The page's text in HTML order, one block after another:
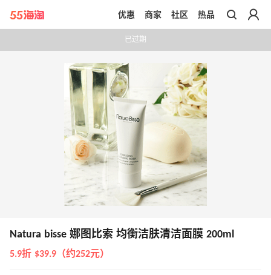
带你去官网买正品
优惠 商家 社区 热品
已过期
Natura bisse 娜图比索 均衡洁肤清洁面膜 200ml
5.9折 $39.9（约252元）